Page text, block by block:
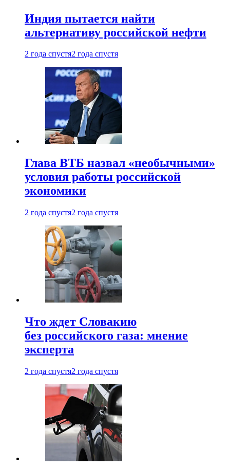
Индия пытается найти
альтернативу российской нефти
2 года спустя2 года спустя
Глава ВТБ назвал «необычными»
условия работы российской
экономики
2 года спустя2 года спустя
Что ждет Словакию
без российского газа: мнение
эксперта
2 года спустя2 года спустя